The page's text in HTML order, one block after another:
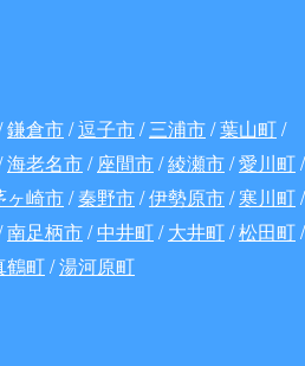
鎌倉市/逗子市/三浦市/葉山町/
海老名市/ 座間市/綾瀬市/愛川町/
ヶ崎市/秦野市/伊勢原市/寒川町/
南足柄市/中井町/大井町/松田町/
鶴町/湯河原町